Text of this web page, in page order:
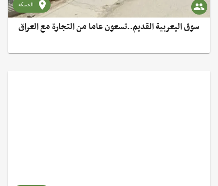
الحسكة
سوق اليعربية القديم..تسعون عاما من التجارة مع العراق